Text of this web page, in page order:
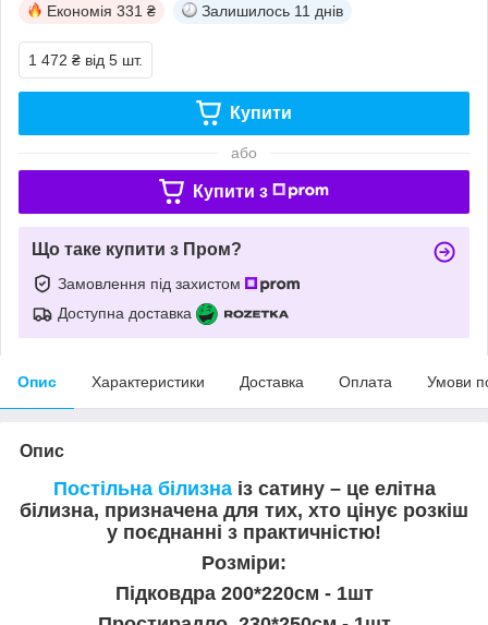
Економія 331 ₴ Залишилось 11 днів
1 472 ₴ від 5 шт.
Купити
або
Купити з
Що таке купити з Пром?
Замовлення під захистом
Доступна доставка
Опис Характеристики Доставка Оплата Умови
Опис
Постільна білизнаіз сатину – це елітна
білизна, призначена для тих, хто цінує розкіш
у поєднанні з практичністю!
Розміри:
Підковдра 200*220см - 1шт